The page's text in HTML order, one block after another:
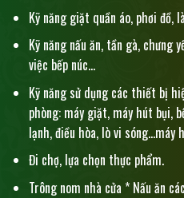
Kỹ năng giặt quần áo, phơi đồ,
Kỹ năng nấu ăn, tần gà, chưng
việc bếp núc…
Kỹ năng sử dụng các thiết bị
phòng: máy giặt, máy hút bụi,
lạnh, điều hòa, lò vi sóng…máy
Đi chợ, lựa chọn thực phẩm.
Trông nom nhà cửa * Nấu ăn